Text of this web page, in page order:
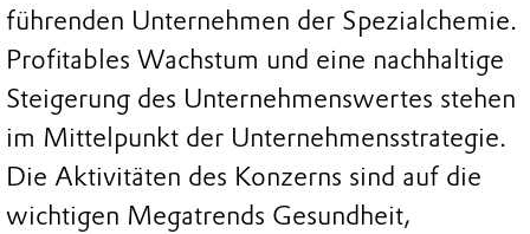
führenden Unternehmen der Spezialchemie.
Profitables Wachstum und eine nachhaltige
Steigerung des Unternehmenswertes stehen
im Mittelpunkt der Unternehmensstrategie.
Die Aktivitäten des Konzerns sind auf die
wichtigen Megatrends Gesundheit,